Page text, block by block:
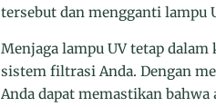
tersebut dan mengganti lampu
Menjaga lampu UV tetap
sistem filtrasi Anda. Dengan
Anda dapat memastikan